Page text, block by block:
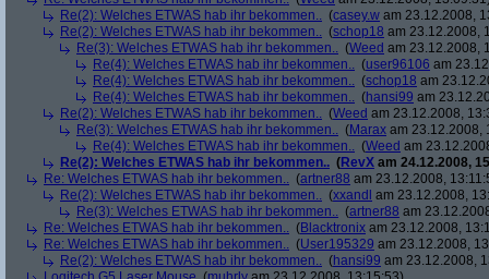
Re(2): Welches ETWAS hab ihr bekommen.. (casey.w am 23.12.2008,
Re(2): Welches ETWAS hab ihr bekommen.. (schop18 am 23.12.2008,
Re(3): Welches ETWAS hab ihr bekommen.. (Weed am 23.12.2008,
Re(4): Welches ETWAS hab ihr bekommen.. (user96106 am
Re(4): Welches ETWAS hab ihr bekommen.. (schop18 am
Re(4): Welches ETWAS hab ihr bekommen.. (hansi99 am
Re(2): Welches ETWAS hab ihr bekommen.. (Weed am 23.12.2008,
Re(3): Welches ETWAS hab ihr bekommen.. (Marax am 23.12.2008,
Re(4): Welches ETWAS hab ihr bekommen.. (Weed am
Re(2): Welches ETWAS hab ihr bekommen.. (RevX am 24.12.2008,
Re: Welches ETWAS hab ihr bekommen.. (artner88 am 23.12.2008,
Re(2): Welches ETWAS hab ihr bekommen.. (xxandl am 23.12.2008,
Re(3): Welches ETWAS hab ihr bekommen.. (artner88 am
Re: Welches ETWAS hab ihr bekommen.. (Blacktronix am 23.12.2008,
Re: Welches ETWAS hab ihr bekommen.. (User195329 am 23.12.2008,
Re(2): Welches ETWAS hab ihr bekommen.. (hansi99 am 23.12.2008,